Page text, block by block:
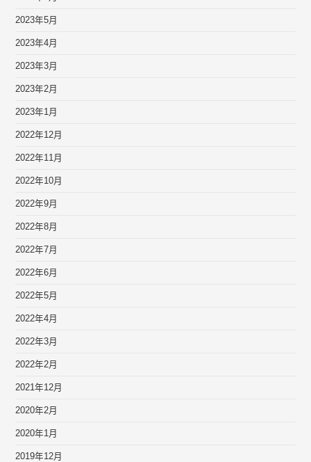
2023年5月
2023年4月
2023年3月
2023年2月
2023年1月
2022年12月
2022年11月
2022年10月
2022年9月
2022年8月
2022年7月
2022年6月
2022年5月
2022年4月
2022年3月
2022年2月
2021年12月
2020年2月
2020年1月
2019年12月